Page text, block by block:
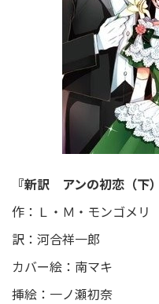
『新訳 アンの初恋（下
作：Ｌ・Ｍ・モンゴメリ
訳：河合祥一郎
カバー絵：南マキ
挿絵：一ノ瀬初奈